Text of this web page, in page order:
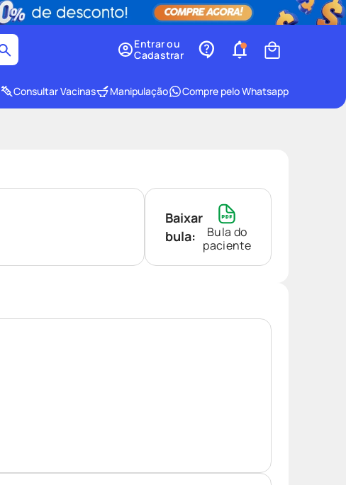
Entrar ou
Cadastrar
Consultar Vacinas Manipulação Compre pelo Whatsapp
Baixar
bula:
Bula do
paciente